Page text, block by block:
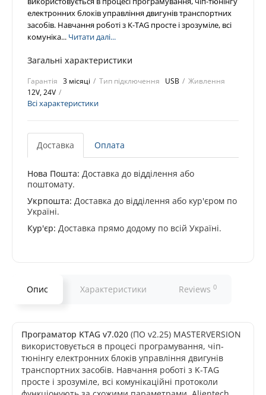
електронних блоків управління двигунів транспортних
засобів. Навчання роботі з K-TAG просте і зрозуміле, всі
комуніка... Читати далі...
Загальні характеристики
Гарантія 3 місяці Тип підключення USB
Живлення
12V, 24V
Всі характеристики
Доставка Оплата
Нова Пошта: Доставка до відділення або
поштомату.
Укрпошта: Доставка до відділення або кур'єром по
Україні.
Кур'єр: Доставка прямо додому по всій Україні.
Опис Характеристики Reviews 0
Програматор KTAG v7.020 (ПО v2.25) MASTERVERSION
використовується в процесі програмування, чіп-
тюнінгу електронних блоків управління двигунів
транспортних засобів. Навчання роботі з K-TAG
просте і зрозуміле, всі комунікаційні протоколи